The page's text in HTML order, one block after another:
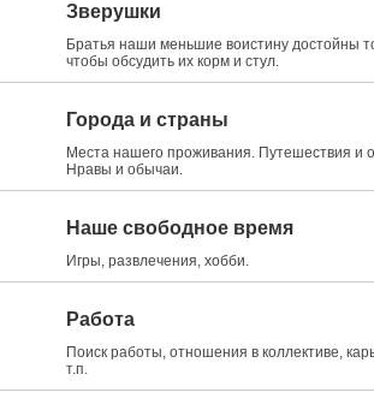
Зверушки
Братья наши меньшие воистину достойны
чтобы обсудить их корм и стул.
Города и страны
Места нашего проживания. Путешествия и
Нравы и обычаи.
Наше свободное время
Игры, развлечения, хобби.
Работа
Поиск работы, отношения в коллективе,
т.п.